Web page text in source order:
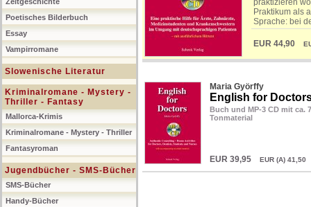
Poetisches Bilderbuch
Essay
Vampirromane
Slowenische Literatur
Kriminalromane - Mystery -
Thriller - Fantasy
Mallorca-Krimis
Kriminalromane - Mystery - Thriller
Fantasyroman
Jugendbücher - SMS-Bücher
SMS-Bücher
Handy-Bücher
praktizieren
Praktikum als
Sprache: bei
EUR 44,90
Maria Györffy
English for
Buch und MP-3 CD mit ca.
Tonmaterial
EUR 39,95 EUR (A) 41,50